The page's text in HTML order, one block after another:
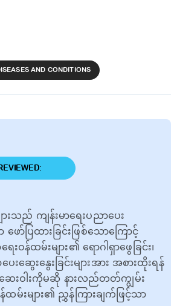
AND CONDITIONS
ည် ကျန်းမာရေးပညာပေး
ာ်ပြထားခြင်းဖြစ်သောကြောင့်
းဝန်ထမ်းများ၏ ရောဂါရှာဖွေခြင်း၊
ဆွေးနွေးခြင်းများအား အစားထိုးရန်
းဝါးကိုမဆို နားလည်တတ်ကျွမ်း
ထမ်းများ၏ ညွှန်ကြားချက်ဖြင့်သာ